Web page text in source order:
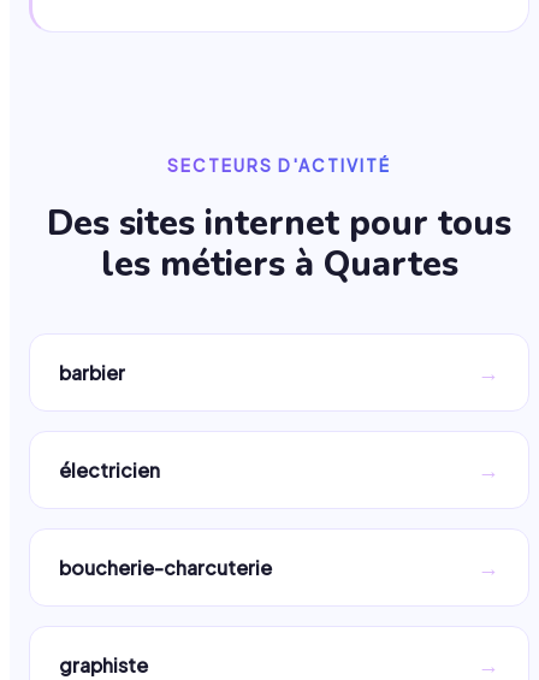
SECTEURS D'ACTIVITÉ
Des sites internet pour tous
les métiers à Quartes
barbier →
électricien →
boucherie-charcuterie →
graphiste →